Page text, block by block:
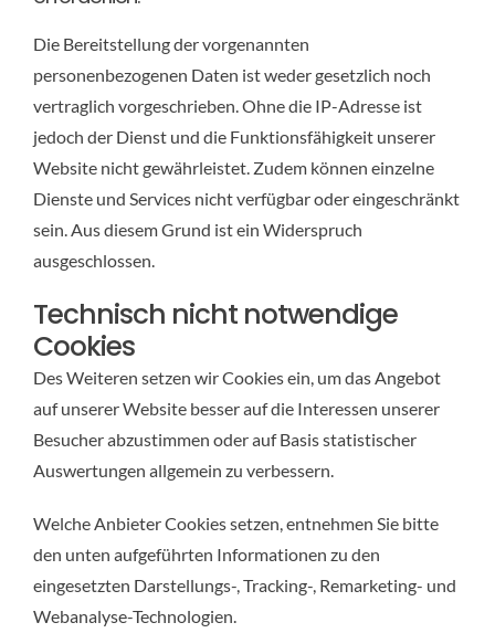
Die Bereitstellung der vorgenannten
personenbezogenen Daten ist weder gesetzlich noch
vertraglich vorgeschrieben. Ohne die IP-Adresse ist
jedoch der Dienst und die Funktionsfähigkeit unserer
Website nicht gewährleistet. Zudem können einzelne
Dienste und Services nicht verfügbar oder eingeschränkt
sein. Aus diesem Grund ist ein Widerspruch
ausgeschlossen.
Technisch nicht notwendige
Cookies
Des Weiteren setzen wir Cookies ein, um das Angebot
auf unserer Website besser auf die Interessen unserer
Besucher abzustimmen oder auf Basis statistischer
Auswertungen allgemein zu verbessern.
Welche Anbieter Cookies setzen, entnehmen Sie bitte
den unten aufgeführten Informationen zu den
eingesetzten Darstellungs-, Tracking-, Remarketing- und
Webanalyse-Technologien.